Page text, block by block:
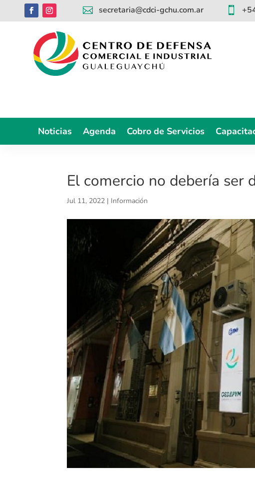
 secretaria@cdci-gchu.com.ar 
Noticias Agenda Cobro de Servicios
El comercio no debería ser
Jul 11, 2022 | Información